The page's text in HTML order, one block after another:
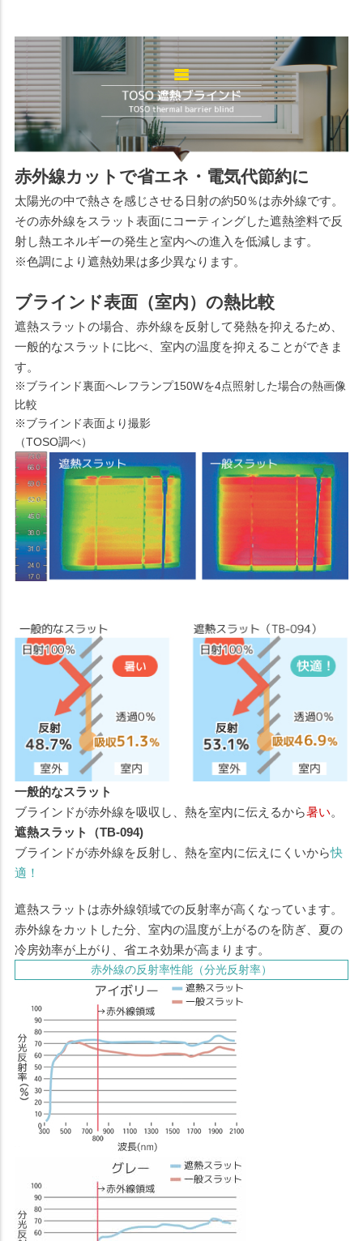
赤外線カットで省エネ・電気代節約に
太陽光の中で熱さを感じさせる日射の約50％は赤外線です。
その赤外線をスラット表面にコーティングした遮熱塗料で反
射し熱エネルギーの発生と室内への進入を低減します。
※色調により遮熱効果は多少異なります。
ブラインド表面（室内）の熱比較
遮熱スラットの場合、赤外線を反射して発熱を抑えるため、
一般的なスラットに比べ、室内の温度を抑えることができま
す。
※ブラインド裏面へレフランプ150Wを4点照射した場合の熱画像
比較
※ブラインド表面より撮影
（TOSO調べ）
一般的なスラット
ブラインドが赤外線を吸収し、熱を室内に伝えるから暑い。
遮熱スラット（TB-094)
ブラインドが赤外線を反射し、熱を室内に伝えにくいから快
適！
遮熱スラットは赤外線領域での反射率が高くなっています。
赤外線をカットした分、室内の温度が上がるのを防ぎ、夏の
冷房効率が上がり、省エネ効果が高まります。
赤外線の反射率性能（分光反射率）